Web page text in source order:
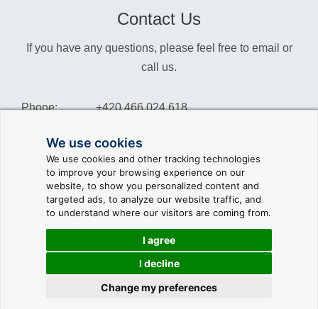
We use cookies
We use cookies and other tracking technologies
to improve your browsing experience on our
website, to show you personalized content and
targeted ads, to analyze our website traffic, and
to understand where our visitors are coming from.
I agree
I decline
Change my preferences
Contact Us
If you have any questions, please feel free to email or
call us.
Phone:
Sales:
Suppor:
+420 466 024 618
info@reliance-scada.com
sales@reliance-scada.com
support@reliance-scada.com
© 2026 GEOVAP |
Write to us